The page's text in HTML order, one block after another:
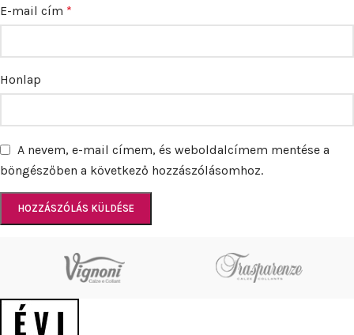
E-mail cím *
Honlap
A nevem, e-mail címem, és weboldalcímem mentése a
böngészőben a következő hozzászólásomhoz.